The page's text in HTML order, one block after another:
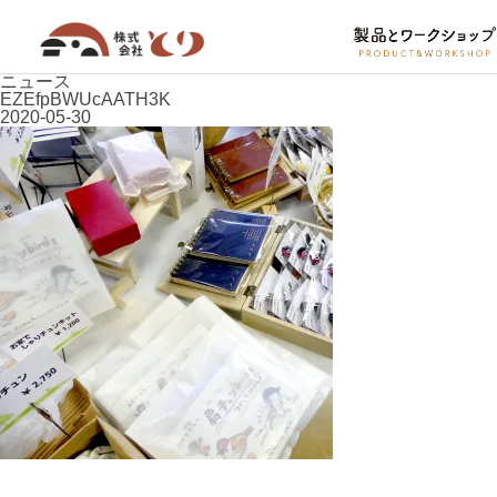
ニュース
EZEfpBWUcAATH3K
2020-05-30